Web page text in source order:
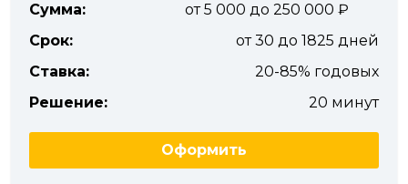
Сумма:
от 5 000 до 250 000
Срок:
от 30 до 1825 дней
Ставка:
20-85% годовых
Решение:
20 минут
Оформить